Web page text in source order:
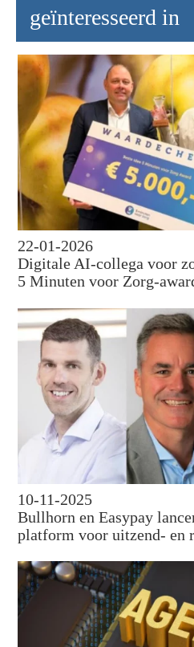
geïnteresseerd in
22-01-2026
Digitale AI-collega voor
5 Minuten voor Zorg-
10-11-2025
Bullhorn en Easypay
platform voor uitzend- en